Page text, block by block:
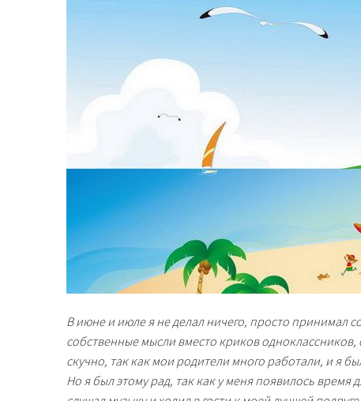
В июне и июле я не делал ничего, просто принимал
собственные мысли вместо криков
скучно, так как мои родители много работали, и я
Но я был этому рад, так как у меня появилось